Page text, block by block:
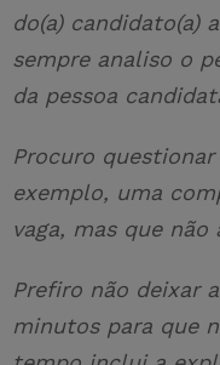
do(a) candidato(a)
sempre analiso o
da pessoa
Procuro
exemplo, uma
vaga, mas que
Prefiro não deixar
minutos para que